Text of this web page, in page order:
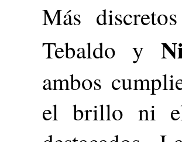
Más
Tebaldo y
ambos
el brillo ni el